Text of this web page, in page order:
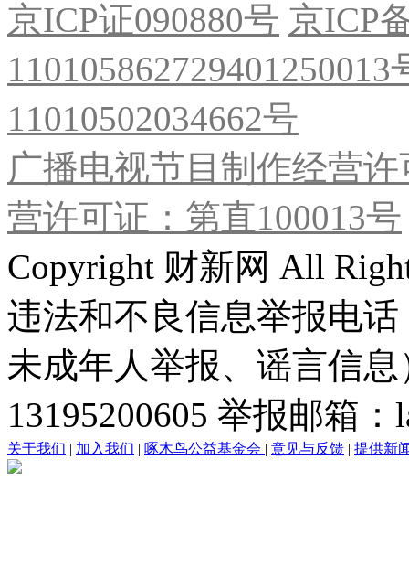
京ICP证090880号 京ICP
11010502034662号
广播电视节目制作经营
营许可证：第直100013号
Copyright 财新网 All
违法和不良信息举报电
未成年人举报、谣言信
13195200605 举报邮箱
关于我们 | 加入我们 | 啄木鸟公益基金会 | 意见与反馈 | 提供新